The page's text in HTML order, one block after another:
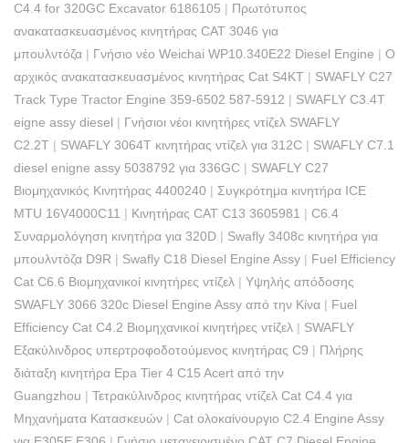
C4.4 for 320GC Excavator 6186105 | Πρωτότυπος
ανακατασκευασμένος κινητήρας CAT 3046 για
μπουλντόζα | Γνήσιο νέο Weichai WP10.340E22 Diesel Engine | Ο
αρχικός ανακατασκευασμένος κινητήρας Cat S4KT | SWAFLY C27
Track Type Tractor Engine 359-6502 587-5912 | SWAFLY C3.4T
eigne assy diesel | Γνήσιοι νέοι κινητήρες ντίζελ SWAFLY
C2.2T | SWAFLY 3064T κινητήρας ντίζελ για 312C | SWAFLY C7.1
diesel enigne assy 5038792 για 336GC | SWAFLY C27
Βιομηχανικός Κινητήρας 4400240 | Συγκρότημα κινητήρα ICE
MTU 16V4000C11 | Κινητήρας CAT C13 3605981 | C6.4
Συναρμολόγηση κινητήρα για 320D | Swafly 3408c κινητήρα για
μπουλντόζα D9R | Swafly C18 Diesel Engine Assy | Fuel Efficiency
Cat C6.6 Βιομηχανικοί κινητήρες ντίζελ | Υψηλής απόδοσης
SWAFLY 3066 320c Diesel Engine Assy από την Κίνα | Fuel
Efficiency Cat C4.2 Βιομηχανικοί κινητήρες ντίζελ | SWAFLY
Εξακύλινδρος υπερτροφοδοτούμενος κινητήρας C9 | Πλήρης
διάταξη κινητήρα Epa Tier 4 C15 Acert από την
Guangzhou | Τετρακύλινδρος κινητήρας ντίζελ Cat C4.4 για
Μηχανήματα Κατασκευών | Cat ολοκαίνουργιο C2.4 Engine Assy